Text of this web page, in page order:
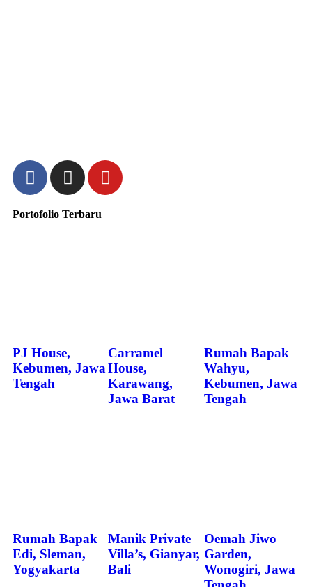
Portofolio Terbaru
PJ House,
Kebumen, Jawa
Tengah
Carramel
House,
Karawang,
Jawa Barat
Rumah Bapak
Wahyu,
Kebumen, Jawa
Tengah
Rumah Bapak
Edi, Sleman,
Yogyakarta
Manik Private
Villa’s, Gianyar,
Bali
Oemah Jiwo
Garden,
Wonogiri, Jawa